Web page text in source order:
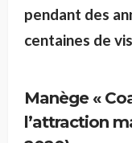
pendant des
centaines de
Manège «
l’attraction